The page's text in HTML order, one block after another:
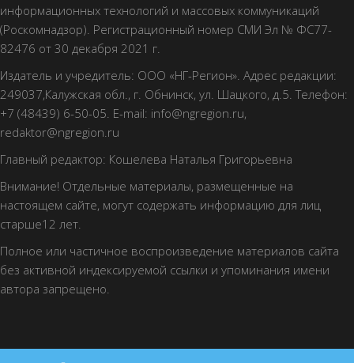
информационных технологий и массовых коммуникаций
(Роскомнадзор). Регистрационный номер СМИ Эл № ФС77-
82476 от 30 декабря 2021 г.
Издатель и учредитель: ООО «НГ-Регион». Адрес редакции:
249037,Калужская обл., г. Обнинск, ул. Шацкого, д.5. Телефон:
+7 (48439) 6-50-05. E-mail: info@ngregion.ru,
redaktor@ngregion.ru
Главный редактор: Кошелева Наталья Григорьевна
Внимание! Отдельные материалы, размещенные на
настоящем сайте, могут содержать информацию для лиц
старше12 лет.
Полное или частичное воспроизведение материалов сайта
без активной индексируемой ссылки и упоминания имени
автора запрещено.